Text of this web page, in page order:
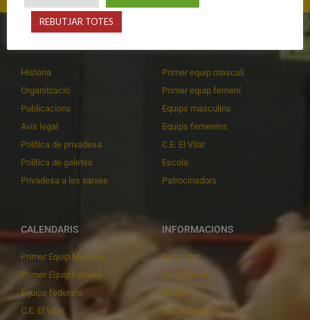
Història
Organització
Publicacions
Avís legal
Política de privadesa
Política de galetes
Privadesa a les xarxes
Primer equip masculí
Primer equip femení
Equips masculins
Equips femenins
C.E. El Vilar
Escola
Patrocinadors
CALENDARIS
Primer Equip Masculí
Primer Equip Femení
Equips federats
C.E. El Vilar
INFORMACIONS
Actualitat
Inscripcions
Botiga
Documentació
REBUTJAR TOTES